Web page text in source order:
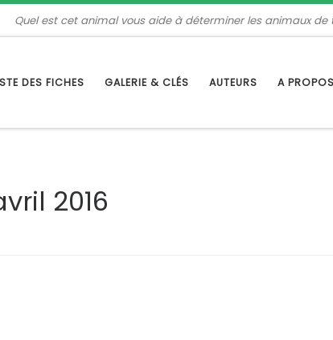
Quel est cet animal vous aide à déterminer les animaux
DES FICHES GALERIE & CLÉS AUTEURS A PROPOS
2016